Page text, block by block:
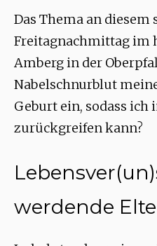
Das Thema an diesem
Freitagnachmittag im
Amberg in der
Nabelschnurblut
Geburt ein, sodass
zurückgreifen kann?
werdende